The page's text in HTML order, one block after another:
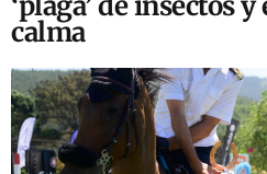
calma